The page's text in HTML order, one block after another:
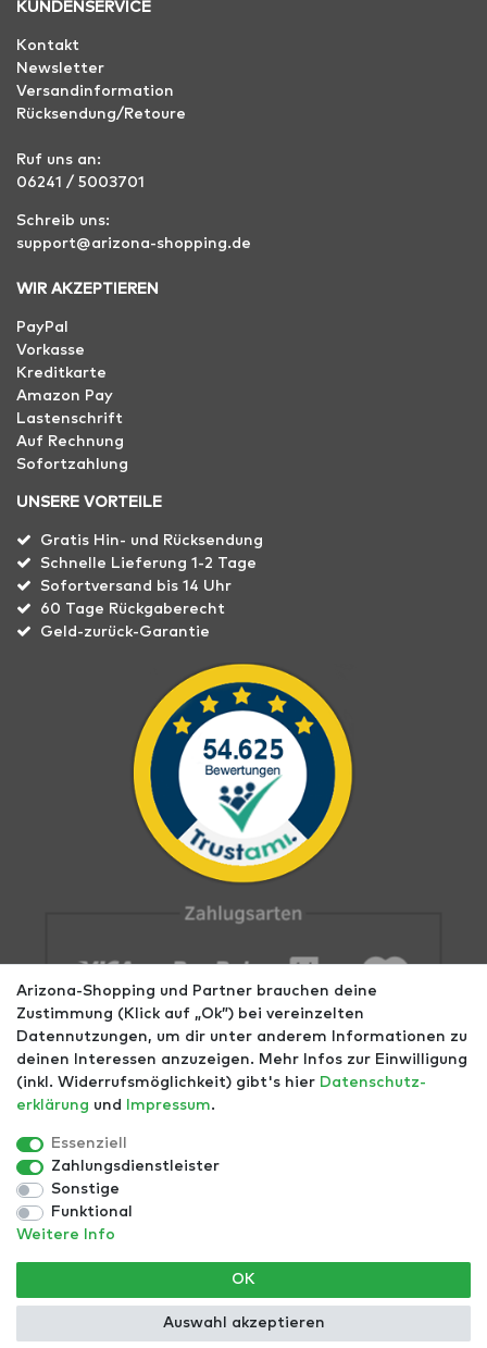
KUNDENSERVICE
Kontakt
Newsletter
Versandinformation
Rücksendung/Retoure
Ruf uns an:
06241 / 5003701
Schreib uns:
support@arizona-shopping.de
WIR AKZEPTIEREN
PayPal
Vorkasse
Kreditkarte
Amazon Pay
Lastenschrift
Auf Rechnung
Sofortzahlung
UNSERE VORTEILE
Gratis Hin- und Rücksendung
Schnelle Lieferung 1-2 Tage
Sofortversand bis 14 Uhr
60 Tage Rückgaberecht
Geld-zurück-Garantie
Impressum AGB Datenschutz
*Alle Preise inkl. ges. MwSt. zzgl.Versandkosten- ©
Copyright 2021 | Alle Rechte vorbehalten.
Arizona-Shopping und Partner brauchen deine
Zustimmung (Klick auf „Ok”) bei vereinzelten
Datennutzungen, um dir unter anderem Informationen zu
deinen Interessen anzuzeigen. Mehr Infos zur Einwilligung
(inkl. Widerrufsmöglichkeit) gibt's hier Daten­schutz­
erklärung und Impressum.
Essenziell
Zahlungsdienstleister
Sonstige
Funktional
Weitere Info
OK
Auswahl akzeptieren